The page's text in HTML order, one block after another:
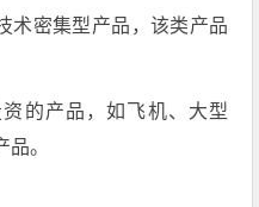
密集型产品，该类产品
的产品，如飞机、大型
。